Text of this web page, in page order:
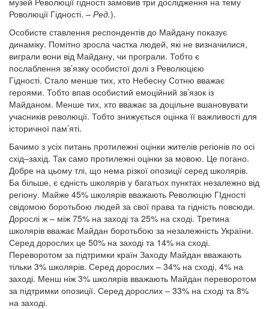
Роволюції Гідності. – Ред.).
Особисте ставлення респондентів до Майдану показує
динаміку. Помітно зросла частка людей, які не визначилися,
виграли вони від Майдану, чи програли. Тобто є
послаблення зв’язку особистої долі з Революцією
Гідності. Стало менше тих, хто Небесну Сотню вважає
героями. Тобто впав особистий емоційний зв’язок із
Майданом. Менше тих, хто вважає за доцільне вшановувати
учасників революції. Тобто знижується оцінка її важливості для
історичної пам’яті.
Бачимо з усіх питань протилежні оцінки жителів регіонів по осі
схід–захід. Так само протилежні оцінки за мовою. Це погано.
Добре на цьому тлі, що нема різкої опозиції серед школярів.
Ба більше, є єдність школярів у багатьох пунктах незалежно від
регіону. Майже 45% школярів вважають Революцію ГІдності
свідомою боротьбою людей за свої права та гідність повсюди.
Дорослі ж – між 75% на заході та 25% на сході. Третина
школярів вважає Майдан боротьбою за незалежність України.
Серед дорослих це 50% на заході та 14% на сході.
Переворотом за підтримки країн Заходу Майдан вважають
тільки 3% школярів. Серед дорослих – 34% на сході, 4% на
заході. Менш ніж 3% школярів вважають Майдан переворотом
за підтримки опозиції. Серед дорослих – 33% на сході та 8%
на заході.